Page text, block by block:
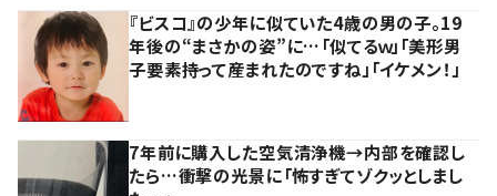
『ビスコ』の少年に似ていた4歳の男の子。19
年後の“まさかの姿”に…「似てるｗ」「美形男
子要素持って産まれたのですね」「イケメン！」
7年前に購入した空気清浄機→内部を確認し
たら…衝撃の光景に「怖すぎてゾクッとしまし